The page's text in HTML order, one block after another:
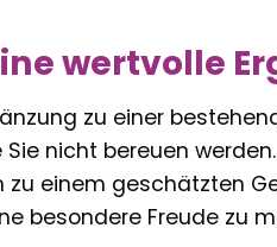
wertvolle
zu einer
nicht bereuen
einem geschätzten
besondere Freude zu